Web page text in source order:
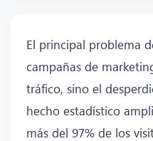
El principal problema
campañas de
tráfico, sino el
hecho estadístico
más del 97% de los